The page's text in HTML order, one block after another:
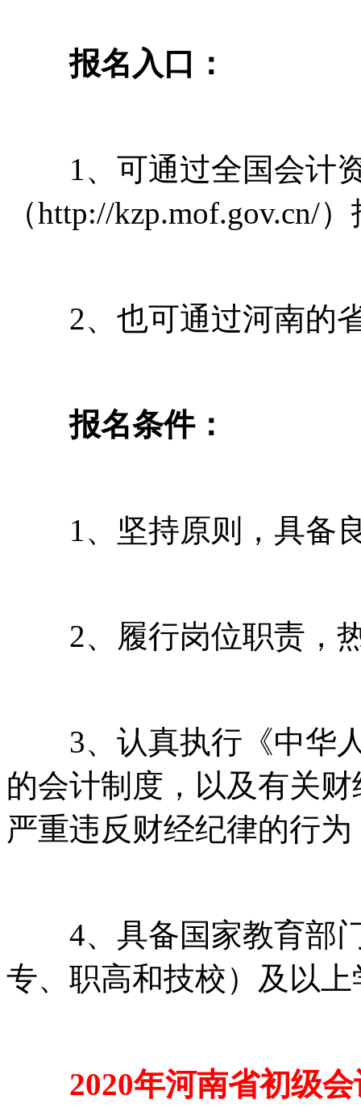
报名入口：
1、可通过全国会计
（http://kzp.mof.gov.cn/
2、也可通过河南的
报名条件：
1、坚持原则，具备良
2、履行岗位职责，
3、认真执行《中华人
的会计制度，以及有关
严重违反财经纪律的行为
4、具备国家教育部门
专、职高和技校）及以上
2020年河南省初级会